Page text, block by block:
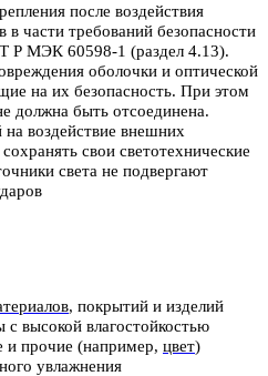
после воздействия
части требований безопасности
Р МЭК 60598-1 (раздел 4.13).
оболочки и оптической
на их безопасность. При этом
должна быть отсоединена.
воздействие внешних
свои светотехнические
света не подвергают
, покрытий и изделий
с высокой влагостойкостью
и прочие (например, цвет)
увлажнения